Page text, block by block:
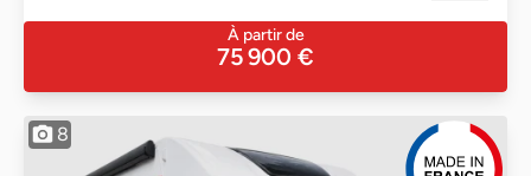
À partir de
75 900 €
8